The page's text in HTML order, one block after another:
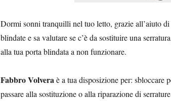
Dormi sonni tranquilli nel tuo letto, grazie all’aiuto
blindate e sa valutare se c’è da sostituire una
alla tua porta blindata a non funzionare.
Fabbro Volveraè a tua disposizione per: sbloccare
passare alla sostituzione o alla riparazione di